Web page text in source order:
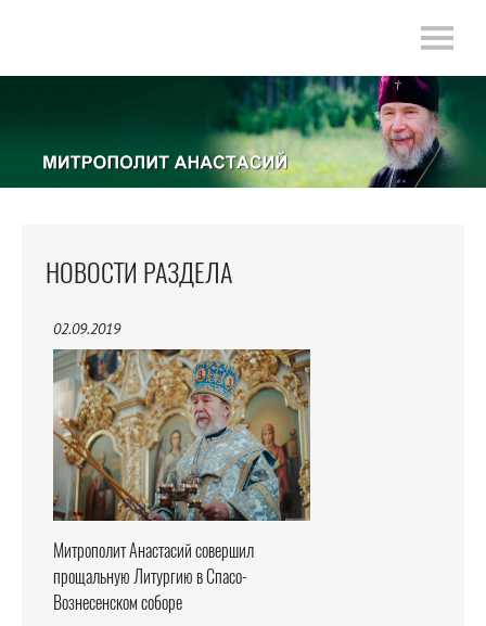
НОВОСТИ РАЗДЕЛА
02.09.2019
Митрополит Анастасий совершил
прощальную Литургию в Спасо-
Вознесенском соборе